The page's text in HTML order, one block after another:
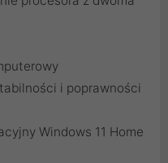
i poprawności
Windows 11 Home